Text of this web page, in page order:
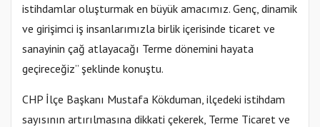
istihdamlar oluşturmak en büyük amacımız. Genç, dinamik
ve girişimci iş insanlarımızla birlik içerisinde ticaret ve
sanayinin çağ atlayacağı Terme dönemini hayata
geçireceğiz” şeklinde konuştu.
CHP İlçe Başkanı Mustafa Kökduman, ilçedeki istihdam
sayısının artırılmasına dikkati çekerek, Terme Ticaret ve